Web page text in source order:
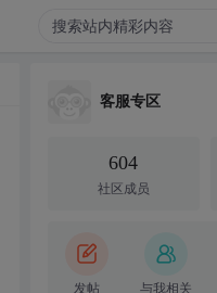
客服专区
604
社区成员
发帖 与我相关